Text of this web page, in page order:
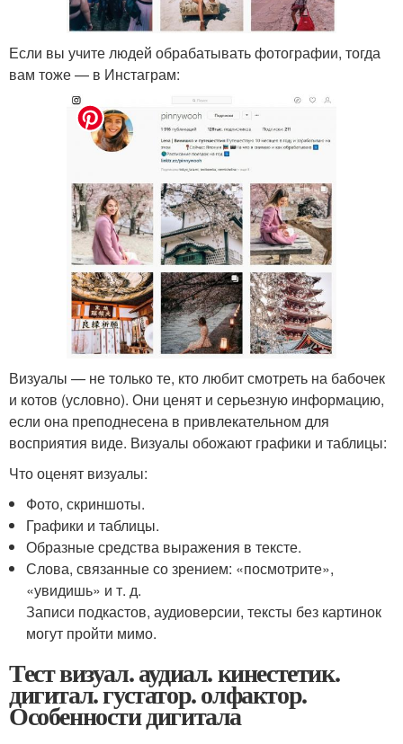
Если вы учите людей обрабатывать фотографии, тогда
вам тоже — в Инстаграм:
Визуалы — не только те, кто любит смотреть на бабочек
и котов (условно). Они ценят и серьезную информацию,
если она преподнесена в привлекательном для
восприятия виде. Визуалы обожают графики и таблицы:
Что оценят визуалы:
Фото, скриншоты.
Графики и таблицы.
Образные средства выражения в тексте.
Слова, связанные со зрением: «посмотрите»,
«увидишь» и т. д.
Записи подкастов, аудиоверсии, тексты без картинок
могут пройти мимо.
Тест визуал. аудиал. кинестетик.
дигитал. густатор. олфактор.
Особенности дигитала